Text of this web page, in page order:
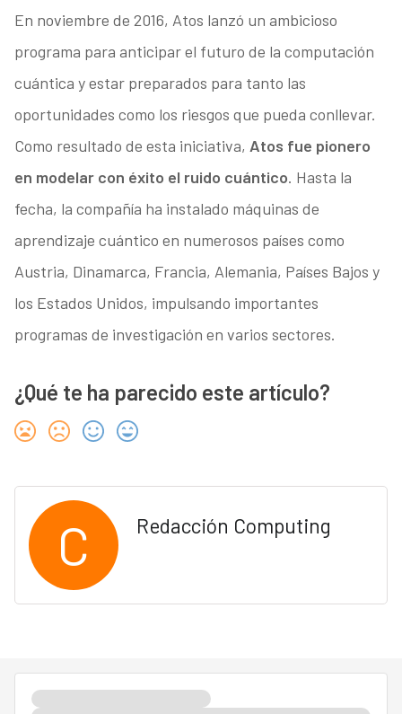
En noviembre de 2016, Atos lanzó un ambicioso
programa para anticipar el futuro de la computación
cuántica y estar preparados para tanto las
oportunidades como los riesgos que pueda conllevar.
Como resultado de esta iniciativa, Atos fue pionero
en modelar con éxito el ruido cuántico. Hasta la
fecha, la compañía ha instalado máquinas de
aprendizaje cuántico en numerosos países como
Austria, Dinamarca, Francia, Alemania, Países Bajos y
los Estados Unidos, impulsando importantes
programas de investigación en varios sectores.
¿Qué te ha parecido este artículo?
C Redacción Computing